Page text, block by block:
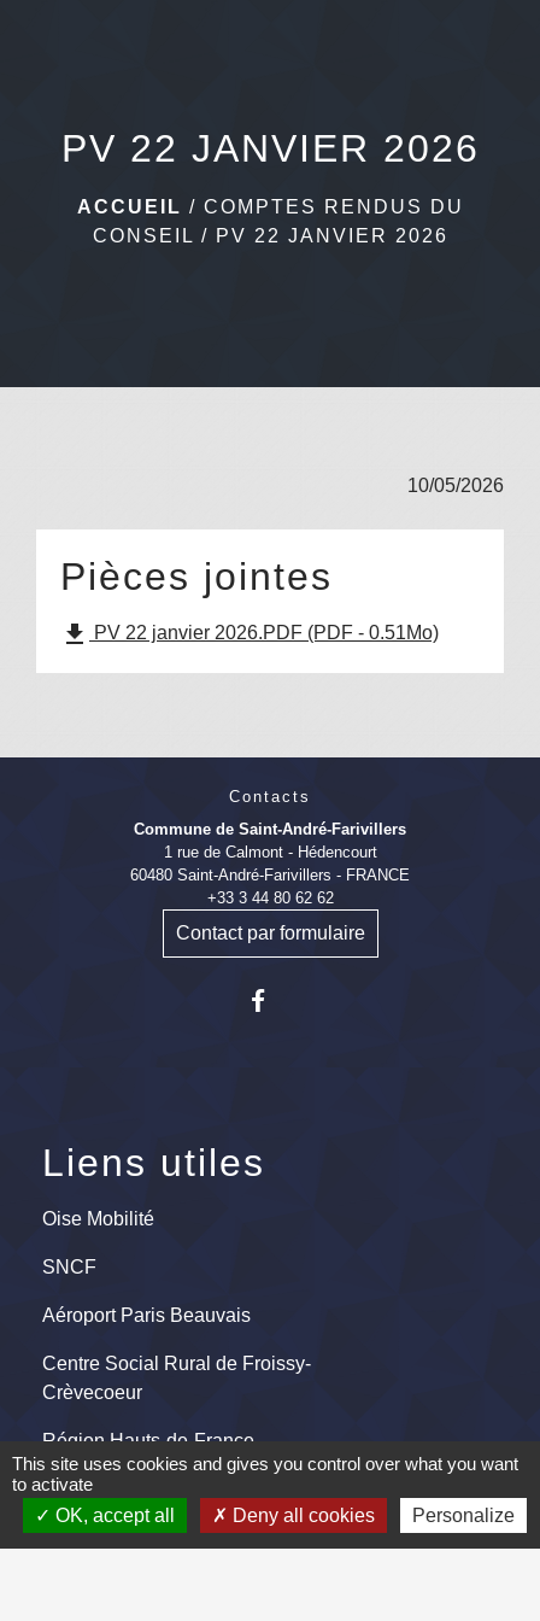
PV 22 JANVIER 2026
ACCUEIL / COMPTES RENDUS DU
CONSEIL / PV 22 JANVIER 2026
10/05/2026
Pièces jointes
file_download PV 22 janvier 2026.PDF (PDF - 0.51Mo)
Contacts
Commune de Saint-André-Farivillers
1 rue de Calmont - Hédencourt
60480 Saint-André-Farivillers - FRANCE
+33 3 44 80 62 62
Contact par formulaire
Liens utiles
Oise Mobilité
SNCF
Aéroport Paris Beauvais
Centre Social Rural de Froissy-
Crèvecoeur
Région Hauts-de-France
Mentions légales - Politique de confidentialité -
This site uses cookies and gives you control over what you want
to activate
OK, accept all
Deny all cookies Personalize